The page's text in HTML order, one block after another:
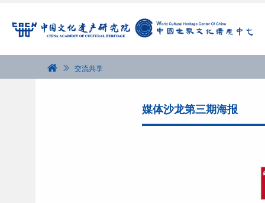
交流共享
媒体沙龙第三期海报